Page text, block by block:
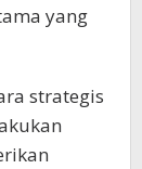
yang
strategis